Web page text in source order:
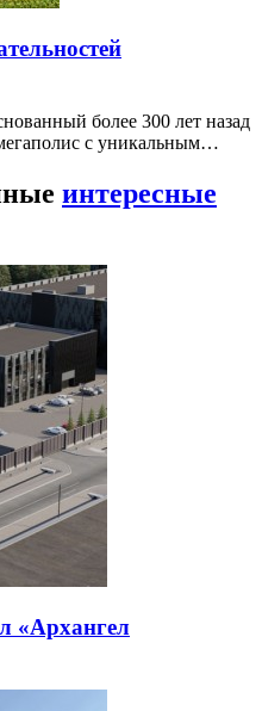
более 300 лет назад
с уникальным…
интересные
«Архангел